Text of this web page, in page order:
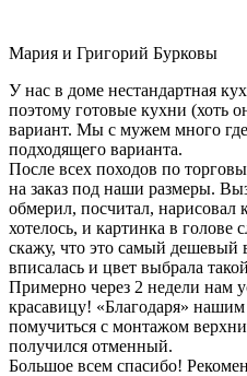
Мария и Григорий Бурковы
У нас в доме нестандартная
поэтому готовые кухни (хоть
вариант. Мы с мужем много
подходящего варианта.
После всех походов по
на заказ под наши размеры.
обмерил, посчитал,
хотелось, и картинка в голове
скажу, что это самый дешевый
вписалась и цвет выбрала
Примерно через 2 недели нам
красавицу! «Благодаря»
помучиться с монтажом
получился отменный.
Большое всем спасибо!